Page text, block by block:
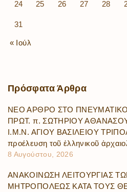
24 25 26 27 28
31
« Ιούλ
Πρόσφατα Άρθρα
ΝΕΟ ΑΡΘΡΟ ΣΤΟ ΠΝΕΥΜΑΤΙΚΟ
ΠΡΩΤ. π. ΣΩΤΗΡΙΟΥ
Ι.Μ.Ν. ΑΓΙΟΥ ΒΑΣΙΛΕΙΟΥ
προέλευση τοῦ ἑλληνικοῦ
8 Αυγούστου, 2026
ΑΝΑΚΟΙΝΩΣΗ ΛΕΙΤΟΥΡΓΙΑΣ
ΜΗΤΡΟΠΟΛΕΩΣ ΚΑΤΑ ΤΟΥΣ